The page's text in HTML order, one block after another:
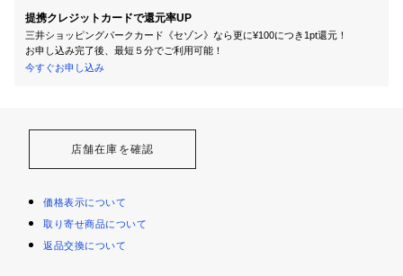
提携クレジットカードで還元率UP
三井ショッピングパークカード《セゾン》なら更に¥100につき1pt還元！
お申し込み完了後、最短５分でご利用可能！
今すぐお申し込み
店舗在庫を確認
価格表示について
取り寄せ商品について
返品交換について